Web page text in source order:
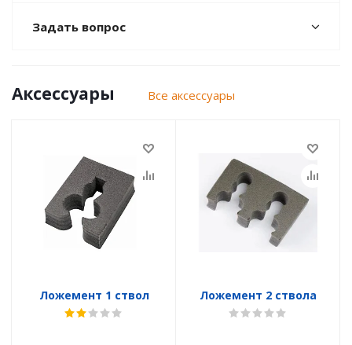
Задать вопрос
Аксессуары Все аксессуары
Ложемент 1 ствол Ложемент 2 ствола